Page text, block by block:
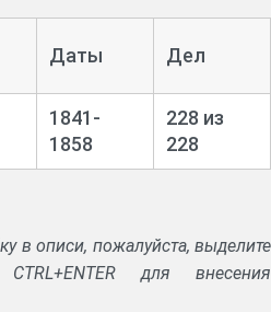
Даты Дел
1841-
1858
228 из
228
в описи, пожалуйста, выделите
для внесения